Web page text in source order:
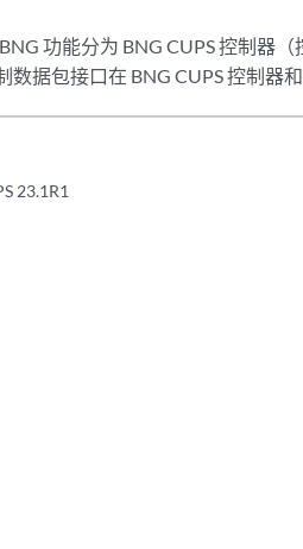
功能分为 BNG CUPS 控制器
据包接口在 BNG CUPS 控制器
23.1R1